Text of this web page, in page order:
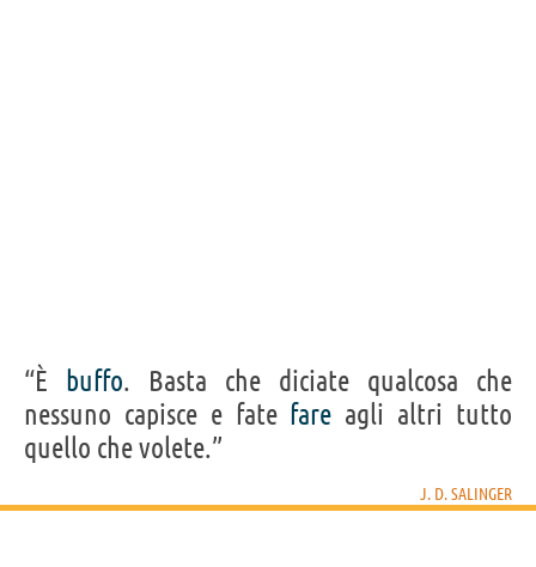
“È buffo. Basta che diciate qualcosa che
nessuno capisce e fate fare agli altri tutto
quello che volete.”
J. D. SALINGER